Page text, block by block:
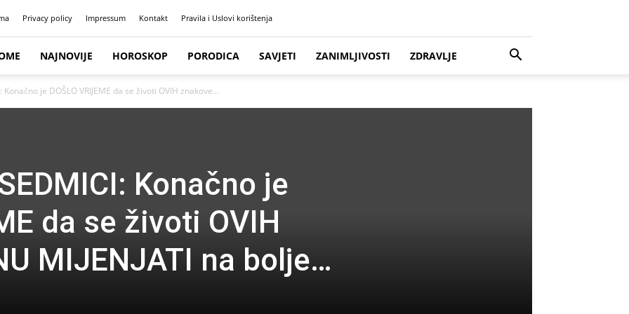
Privacy policy Impressum Kontakt Pravila i Uslovi korištenja
NAJNOVIJE HOROSKOP PORODICA SAVJETI ZANIMLJIVOSTI ZDRAVLJE
Konačno je DOŠLO VRIJEME da se životi OVIH znakove...
Konačno je
da se životi OVIH
MIJENJATI na bolje…